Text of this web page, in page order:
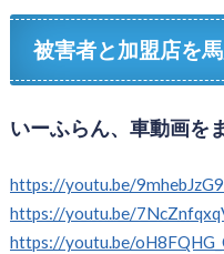
被害者と加盟店を
いーふらん、車動画を
https://youtu.be/
https://youtu.be/
https://youtu.be/